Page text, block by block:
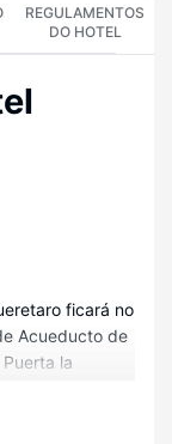
REGULAMENTOS
DO HOTEL
ficará no
Acueducto de
la
km (3,5 mi)